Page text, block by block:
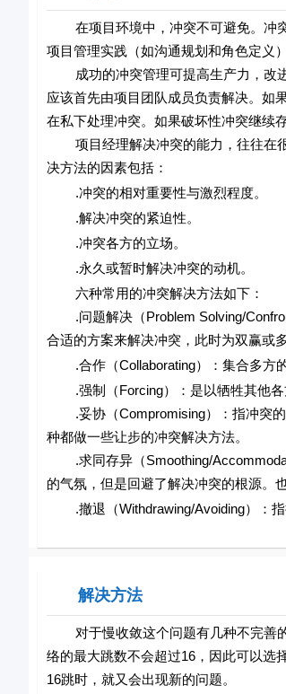
在项目环境中，冲突不可避免。冲突
项目管理实践（如沟通规划和角色定义
成功的冲突管理可提高生产力，改进
应该首先由项目团队成员负责解决。如
在私下处理冲突。如果破坏性冲突继续
项目经理解决冲突的能力，往往在很
决方法的因素包括：
.冲突的相对重要性与激烈程度。
.解决冲突的紧迫性。
.冲突各方的立场。
.永久或暂时解决冲突的动机。
六种常用的冲突解决方法如下：
.问题解决（Problem Solving/
合适的方案来解决冲突，此时为双赢或
.合作（Collaborating）：集合多方的
.强制（Forcing）：是以牺牲其他各
.妥协（Compromising）：指冲突的
种都做一些让步的冲突解决方法。
.求同存异（Smoothing/
的气氛，但是回避了解决冲突的根源。
.撤退（Withdrawing/Avoiding）：指
解决方法
对于慢收敛这个问题有几种不完善的
络的最大跳数不会超过16，因此可以选
16跳时，就又会出现新的问题。